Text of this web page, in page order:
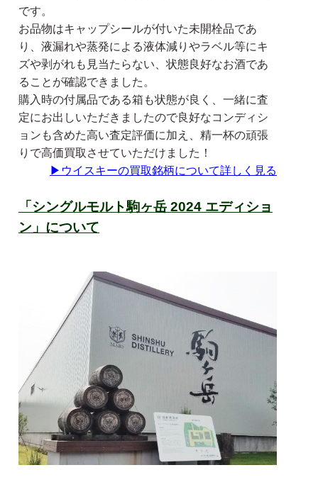
です。
お品物はキャップシールが付いた未開栓品であ
り、液漏れや蒸発による液体減りやラベル等にキ
ズや剥がれも見当たらない、状態良好なお酒であ
ることが確認できました。
購入時の付属品である箱も状態が良く、一緒に査
定にお出しいただきましたので良好なコンディシ
ョンも含めた高い査定評価に加え、精一杯の頑張
りで高価買取させていただけました！
▶ ウイスキーの買取銘柄について詳しく見る
「シングルモルト駒ヶ岳 2024 エディショ
ン」について